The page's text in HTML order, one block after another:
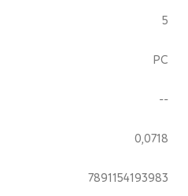
5
PC
--
0,0718
7891154193983